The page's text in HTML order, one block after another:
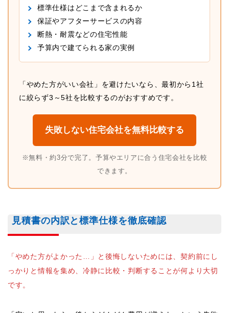
標準仕様はどこまで含まれるか
保証やアフターサービスの内容
断熱・耐震などの住宅性能
予算内で建てられる家の実例
「やめた方がいい会社」を避けたいなら、最初から1社
に絞らず3～5社を比較するのがおすすめです。
失敗しない住宅会社を無料比較する
※無料・約3分で完了。予算やエリアに合う住宅会社を比較
できます。
見積書の内訳と標準仕様を徹底確認
「やめた方がよかった…」と後悔しないためには、契約前にし
っかりと情報を集め、冷静に比較・判断することが何より大切
です。